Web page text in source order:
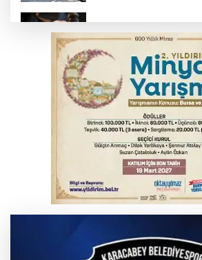
Yargıtay’dan primle
Bakan Gürlek, Uğur
bir araya geldi
Serbest piyasada altın
Bursa’da bugün hava